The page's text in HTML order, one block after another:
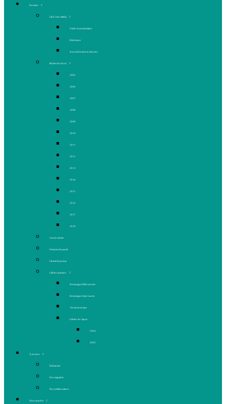
Dossiers
Club Ado Média
Vidéo de présentation
Historique
Journal des jeunes citoyens
Rivière du Nord
2005
2006
2007
2008
2009
2010
2011
2012
2013
2014
2015
2016
2017
2018
Gaz de schiste
Femmes de parole
Liberté de presse
Cahiers spéciaux
Hommage à Élie Laroche
Hommage à Jean Laurin
10e anniversaire
Cahiers du Japon
2004
2005
À propos
Échéancier
Nos stagiaires
Nos collaborateurs
Nous joindre